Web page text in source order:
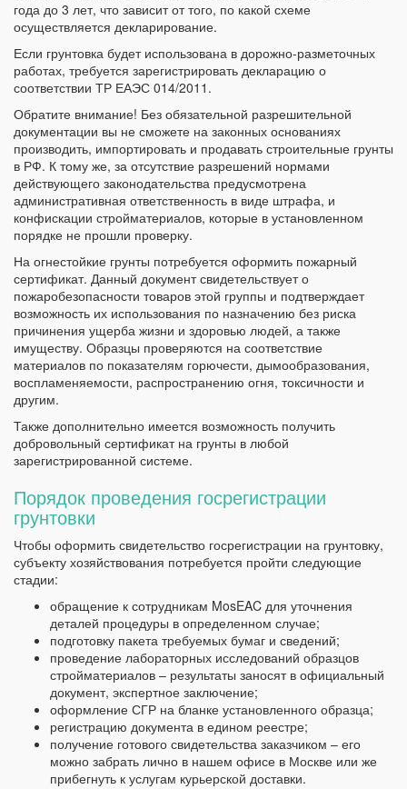
года до 3 лет, что зависит от того, по какой схеме
осуществляется декларирование.
Если грунтовка будет использована в дорожно-разметочных
работах, требуется зарегистрировать декларацию о
соответствии ТР ЕАЭС 014/2011.
Обратите внимание! Без обязательной разрешительной
документации вы не сможете на законных основаниях
производить, импортировать и продавать строительные грунты
в РФ. К тому же, за отсутствие разрешений нормами
действующего законодательства предусмотрена
административная ответственность в виде штрафа, и
конфискации стройматериалов, которые в установленном
порядке не прошли проверку.
На огнестойкие грунты потребуется оформить пожарный
сертификат. Данный документ свидетельствует о
пожаробезопасности товаров этой группы и подтверждает
возможность их использования по назначению без риска
причинения ущерба жизни и здоровью людей, а также
имуществу. Образцы проверяются на соответствие
материалов по показателям горючести, дымообразования,
воспламеняемости, распространению огня, токсичности и
другим.
Также дополнительно имеется возможность получить
добровольный сертификат на грунты в любой
зарегистрированной системе.
Порядок проведения госрегистрации
грунтовки
Чтобы оформить свидетельство госрегистрации на грунтовку,
субъекту хозяйствования потребуется пройти следующие
стадии:
обращение к сотрудникам MosEAC для уточнения
деталей процедуры в определенном случае;
подготовку пакета требуемых бумаг и сведений;
проведение лабораторных исследований образцов
стройматериалов – результаты заносят в официальный
документ, экспертное заключение;
оформление СГР на бланке установленного образца;
регистрацию документа в едином реестре;
получение готового свидетельства заказчиком – его
можно забрать лично в нашем офисе в Москве или же
прибегнуть к услугам курьерской доставки.